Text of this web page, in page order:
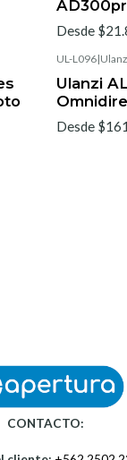
Desde
UL-L096|
Ulanzi
Desde
CONTACTO: